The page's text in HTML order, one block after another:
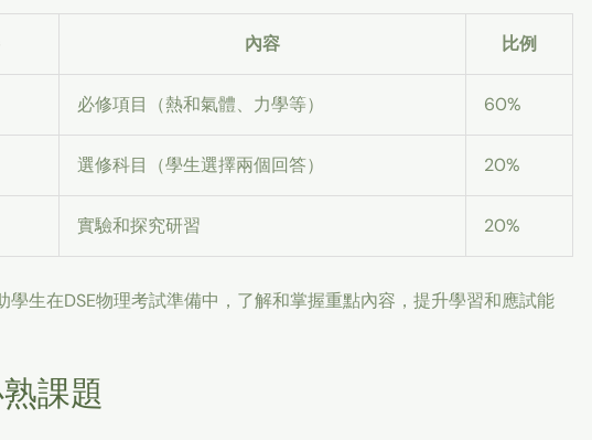
內容 比例
必修項目（熱和氣體、力學等） 60%
選修科目（學生選擇兩個回答） 20%
實驗和探究研習 20%
學生在DSE物理考試準備中，了解和掌握重點內容，提升學習和應試能
課題